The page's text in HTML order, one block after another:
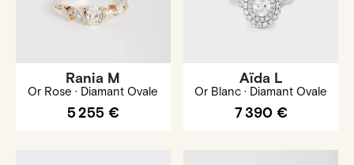
Rania M
Or Rose · Diamant Ovale
5 255 €
Aïda L
Or Blanc · Diamant Ovale
7 390 €